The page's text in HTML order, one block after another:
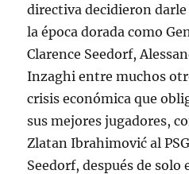
directiva decidieron darle
la época dorada como
Clarence Seedorf,
Inzaghi entre muchos
crisis económica que
sus mejores jugadores,
Zlatan Ibrahimović al
Seedorf, después de solo